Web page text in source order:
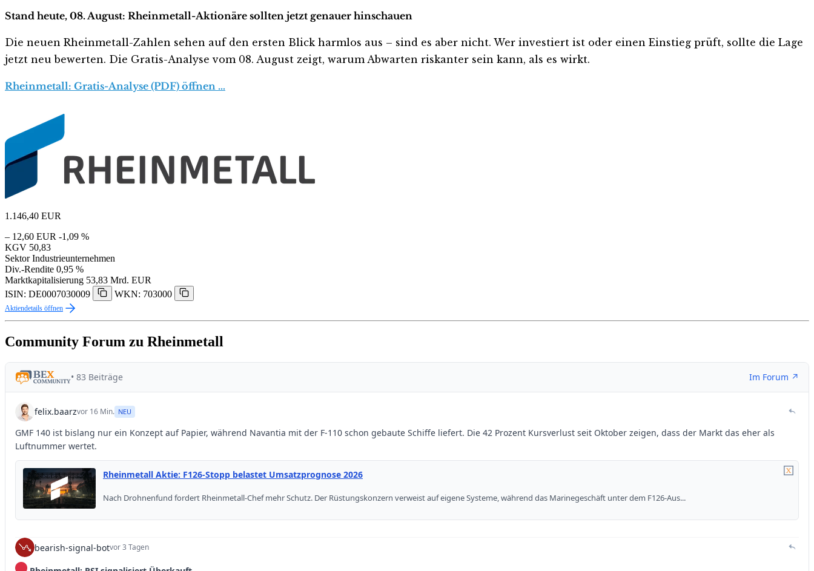
Stand heute, 08. August: Rheinmetall-Aktionäre sollten jetzt genauer hinschauen
Die neuen Rheinmetall-Zahlen sehen auf den ersten Blick harmlos aus – sind es aber nicht. Wer investiert ist oder einen Einstieg prüft, sollte die Lage
jetzt neu bewerten. Die Gratis-Analyse vom 08. August zeigt, warum Abwarten riskanter sein kann, als es wirkt.
Rheinmetall: Gratis-Analyse (PDF) öffnen …
1.146,40 EUR
– 12,60 EUR -1,09 %
KGV 50,83
Sektor Industrieunternehmen
Div.-Rendite 0,95 %
Marktkapitalisierung 53,83 Mrd. EUR
ISIN: DE0007030009
WKN: 703000
Aktiendetails öffnen
Community Forum zu Rheinmetall